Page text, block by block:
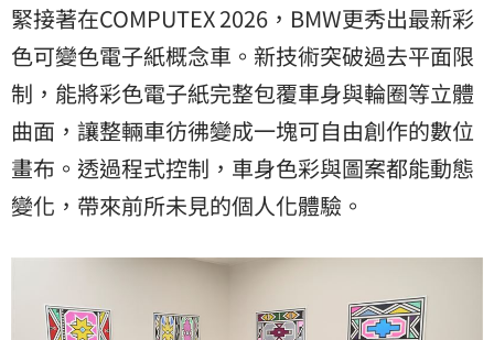
緊接著在COMPUTEX 2026，BMW更秀出最新彩
色可變色電子紙概念車。新技術突破過去平面限
制，能將彩色電子紙完整包覆車身與輪圈等立體
曲面，讓整輛車彷彿變成一塊可自由創作的數位
畫布。透過程式控制，車身色彩與圖案都能動態
變化，帶來前所未見的個人化體驗。